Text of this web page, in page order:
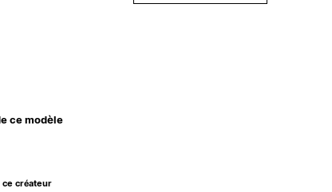
ce modèle
ce créateur